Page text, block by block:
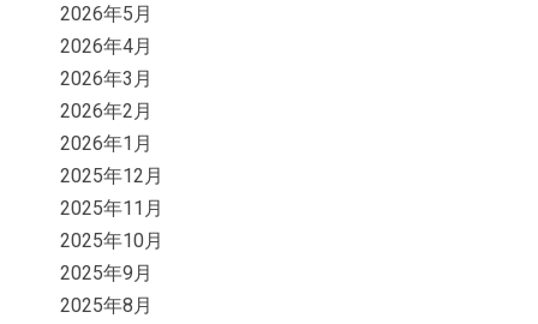
2026年5月
2026年4月
2026年3月
2026年2月
2026年1月
2025年12月
2025年11月
2025年10月
2025年9月
2025年8月